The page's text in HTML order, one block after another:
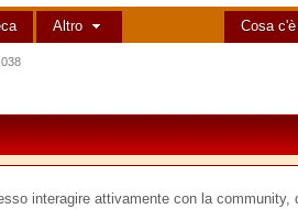
Cosa
Altro
interagire attivamente con la community,